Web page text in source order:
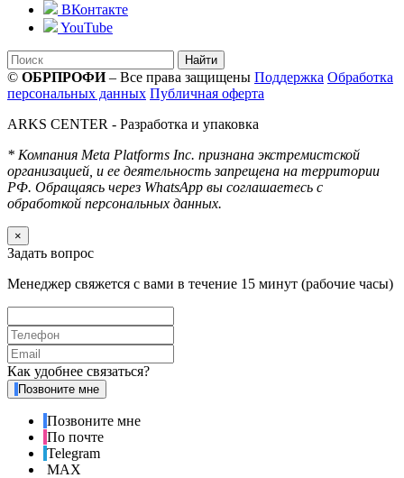
ВКонтакте
YouTube
Найти
© ОБРПРОФИ– Все права защищены Поддержка Обработка
персональных данных Публичная оферта
ARKS CENTER - Разработка и упаковка
* Компания Meta Platforms Inc. признана экстремистской
организацией, и ее деятельность запрещена на территории
РФ. Обращаясь через WhatsApp вы соглашаетесь с
обработкой персональных данных.
×
Задать вопрос
Менеджер свяжется с вами в течение 15 минут (рабочие часы)
Как удобнее связаться?
Позвоните мне
Позвоните мне
По почте
Telegram
MAX